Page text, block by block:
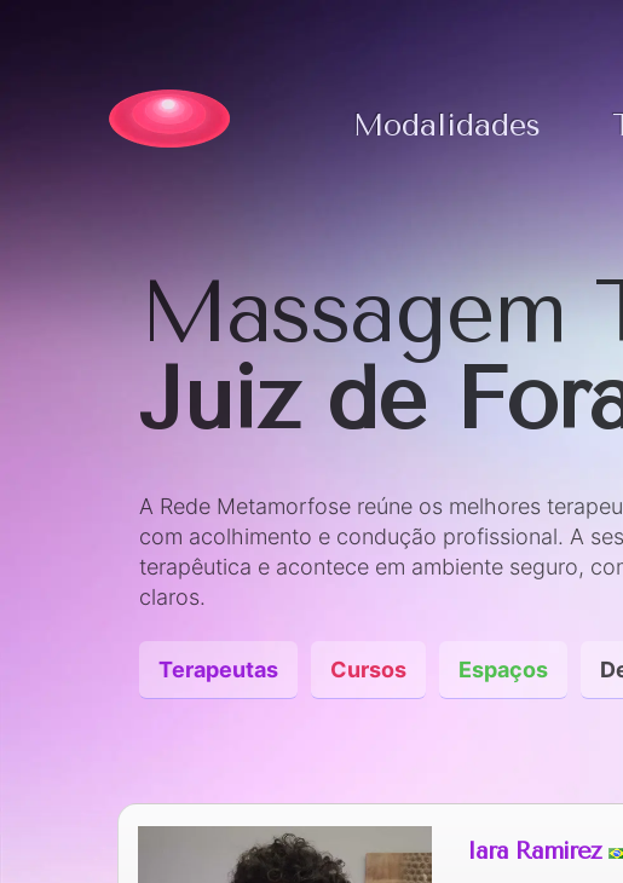
Modalidades
Massagem
Juiz de
A Rede Metamorfose reúne os melhores
com acolhimento e condução profissional. A
terapêutica e acontece em ambiente seguro,
claros.
Terapeutas Cursos Espaços
Iara Ramirez